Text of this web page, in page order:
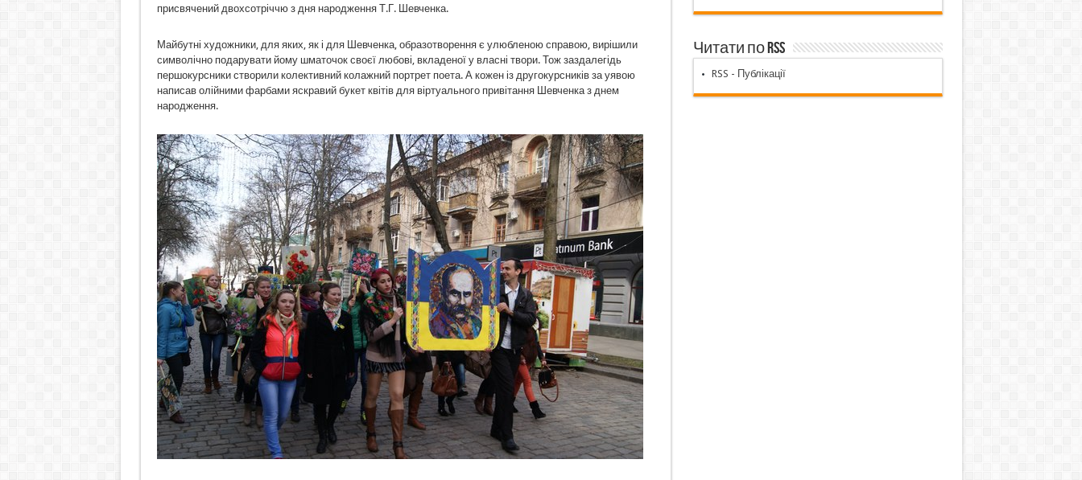
присвячений двохсотріччю з дня народження Т.Г. Шевченка.
Майбутні художники, для яких, як і для Шевченка, образотворення є улюбленою справою, вирішили
символічно подарувати йому шматочок своєї любові, вкладеної у власні твори. Тож заздалегідь
першокурсники створили колективний колажний портрет поета. А кожен із другокурсників за уявою
написав олійними фарбами яскравий букет квітів для віртуального привітання Шевченка з днем
народження.
Читати по RSS
RSS - Публікації